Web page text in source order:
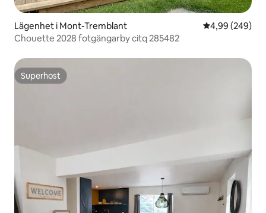
Lägenhet i Mont-Tremblant 4,99 av 5 i
4,99 (249)
Chouette 2028 fotgängarby citq 285482
Superhost
Superhost